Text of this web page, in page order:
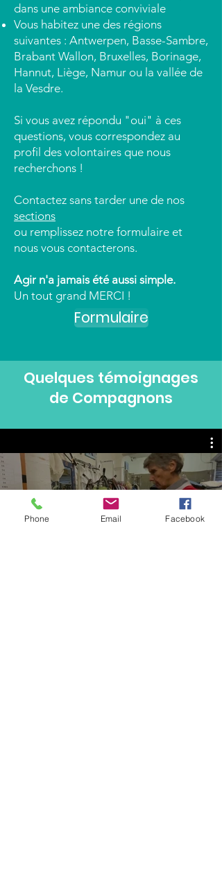
dans une ambiance conviviale
Vous habitez une des régions
suivantes : Antwerpen, Basse-Sambre,
Brabant Wallon, Bruxelles, Borinage,
Hannut, Liège, Namur ou la vallée de
la Vesdre.
Si vous avez répondu "oui" à ces
questions, vous correspondez au
profil des volontaires que nous
recherchons !
Contactez sans tarder une de nos
sections
ou remplissez notre formulaire et
nous vous contacterons.
Agir n'a jamais été aussi simple.
Un tout grand MERCI !
Formulaire
Quelques témoignages
de Compagnons
Voir
Phone Email Facebook